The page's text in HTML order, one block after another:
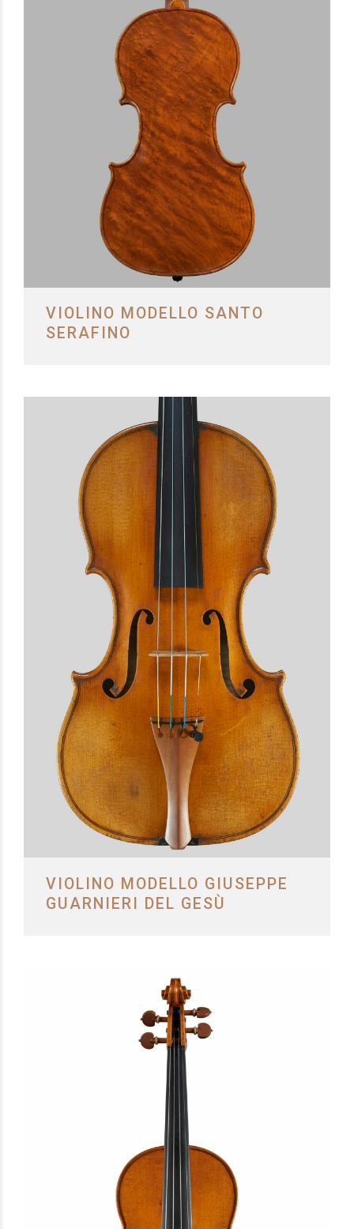
VIOLINO MODELLO SANTO
SERAFINO
VIOLINO MODELLO GIUSEPPE
GUARNIERI DEL GESÙ